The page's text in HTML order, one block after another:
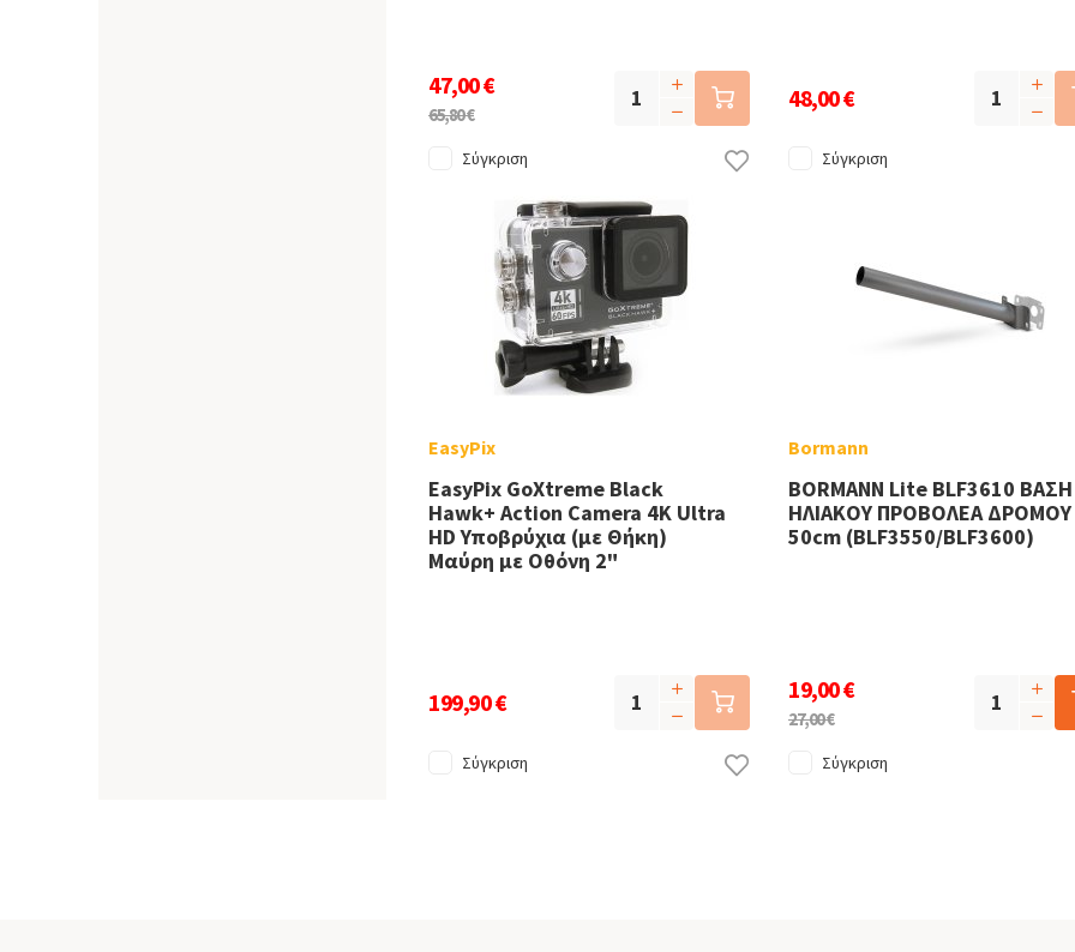
47,00 €
65,80 €
Σύγκριση
48,00 €
Σύγκριση
EasyPix
EasyPix GoXtreme Black
Hawk+ Action Camera 4K Ultra
HD Υποβρύχια (με Θήκη)
Μαύρη με Οθόνη 2"
199,90 €
Σύγκριση
Bormann
BORMANN Lite BLF3610 ΒΑΣΗ
ΗΛΙΑΚΟΥ ΠΡΟΒΟΛΕΑ ΔΡΟΜΟΥ
50cm (BLF3550/BLF3600)
19,00 €
27,00 €
Σύγκριση